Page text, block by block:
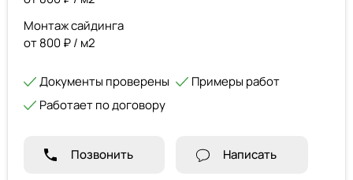
Монтаж сайдинга
от 800 ₽ / м2
Документы проверены
Примеры работ
Работает по договору
Позвонить Написать